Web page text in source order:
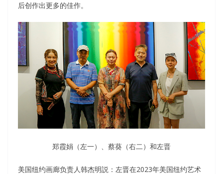
后创作出更多的佳作。
郑霞娟（左一）、蔡葵（右二）和左晋
美国纽约画廊负责人韩杰明説：左晋在2023年美国纽约艺术